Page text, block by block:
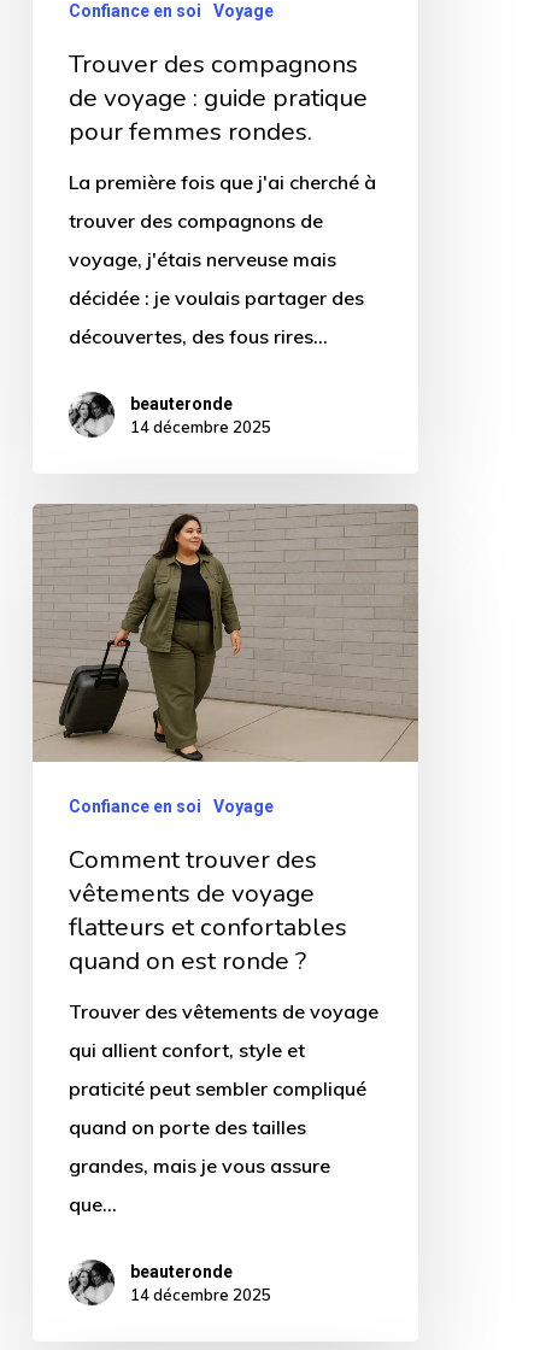
femmes
rondes.
Confiance en soi Voyage
Trouver des compagnons
de voyage : guide pratique
pour femmes rondes.
La première fois que j'ai cherché à
trouver des compagnons de
voyage, j'étais nerveuse mais
décidée : je voulais partager des
découvertes, des fous rires…
beauteronde
14 décembre 2025
Comment
trouver
des
vêtements
de
voyage
flatteurs
quand
Confiance en soi Voyage
Comment trouver des
vêtements de voyage
flatteurs et confortables
quand on est ronde ?
Trouver des vêtements de voyage
qui allient confort, style et
praticité peut sembler compliqué
quand on porte des tailles
grandes, mais je vous assure
que…
beauteronde
14 décembre 2025